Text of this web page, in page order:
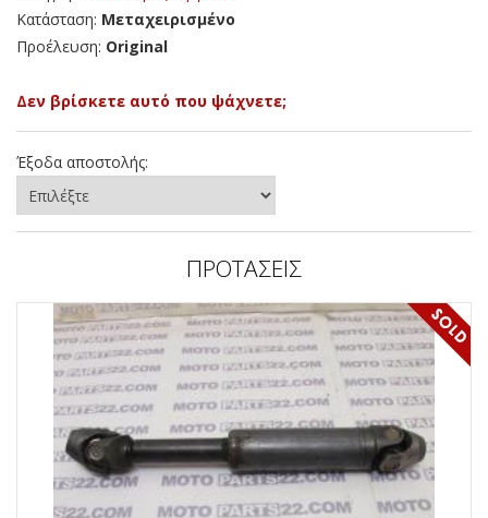
Κατάσταση: Μεταχειρισμένο
Προέλευση: Original
Δεν βρίσκετε αυτό που ψάχνετε;
Έξοδα αποστολής:
ΠΡΟΤΑΣΕΙΣ